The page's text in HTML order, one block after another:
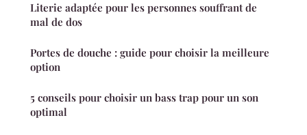
Literie adaptée pour les personnes souffrant de
mal de dos
Portes de douche : guide pour choisir la meilleure
option
5 conseils pour choisir un bass trap pour un son
optimal